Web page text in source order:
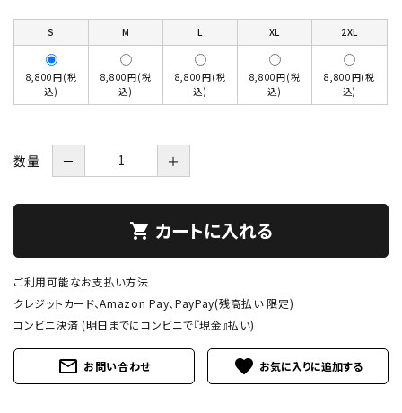
S M L XL 2XL
8,800円(税
込)
8,800円(税
込)
8,800円(税
込)
8,800円(税
込)
8,800円(税
込)
数量 － ＋
shopping_cart カートに入れる
ご利用可能なお支払い方法
クレジットカード、Amazon Pay、PayPay(残高払い 限定)
コンビニ決済 (明日までにコンビニで『現金』払い)
mail_outline お問い合わせ favorite